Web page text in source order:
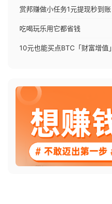
赏邦赚做小任务1元提现秒到账
吃喝玩乐用它都省钱
10元也能买点BTC「财富增值」